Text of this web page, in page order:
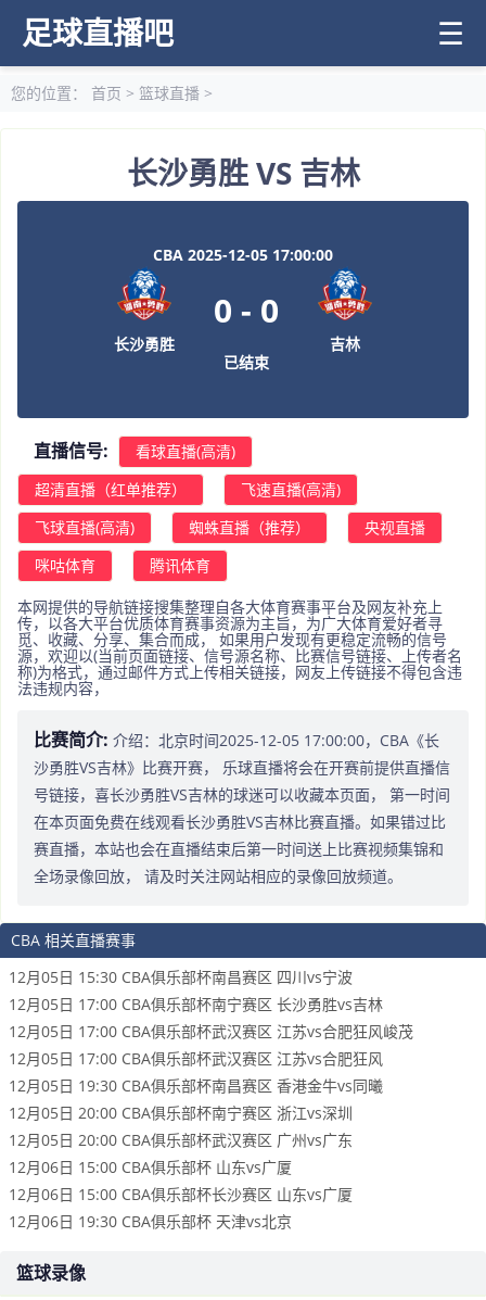
足球直播吧 ☰
您的位置： 首页 > 篮球直播 >
长沙勇胜 VS 吉林
CBA 2025-12-05 17:00:00
长沙勇胜
0 - 0
已结束
吉林
直播信号:
看球直播(高清)
超清直播（红单推荐）
飞速直播(高清)
飞球直播(高清)
蜘蛛直播（推荐）
央视直播
咪咕体育
腾讯体育
本网提供的导航链接搜集整理自各大体育赛事平台及网友补充上
传，以各大平台优质体育赛事资源为主旨，为广大体育爱好者寻
觅、收藏、分享、集合而成， 如果用户发现有更稳定流畅的信号
源，欢迎以(当前页面链接、信号源名称、比赛信号链接、上传者名
称)为格式，通过邮件方式上传相关链接，网友上传链接不得包含违
法违规内容，
比赛简介: 介绍：北京时间2025-12-05 17:00:00，CBA《长
沙勇胜VS吉林》比赛开赛， 乐球直播将会在开赛前提供直播信
号链接，喜长沙勇胜VS吉林的球迷可以收藏本页面， 第一时间
在本页面免费在线观看长沙勇胜VS吉林比赛直播。如果错过比
赛直播，本站也会在直播结束后第一时间送上比赛视频集锦和
全场录像回放， 请及时关注网站相应的录像回放频道。
CBA 相关直播赛事
12月05日 15:30 CBA俱乐部杯南昌赛区 四川vs宁波
12月05日 17:00 CBA俱乐部杯南宁赛区 长沙勇胜vs吉林
12月05日 17:00 CBA俱乐部杯武汉赛区 江苏vs合肥狂风峻茂
12月05日 17:00 CBA俱乐部杯武汉赛区 江苏vs合肥狂风
12月05日 19:30 CBA俱乐部杯南昌赛区 香港金牛vs同曦
12月05日 20:00 CBA俱乐部杯南宁赛区 浙江vs深圳
12月05日 20:00 CBA俱乐部杯武汉赛区 广州vs广东
12月06日 15:00 CBA俱乐部杯 山东vs广厦
12月06日 15:00 CBA俱乐部杯长沙赛区 山东vs广厦
12月06日 19:30 CBA俱乐部杯 天津vs北京
篮球录像